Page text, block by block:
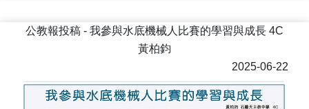
公教報投稿 - 我參與水底機械人比賽的學習與成長 4C
黃柏鈞
2025-06-22